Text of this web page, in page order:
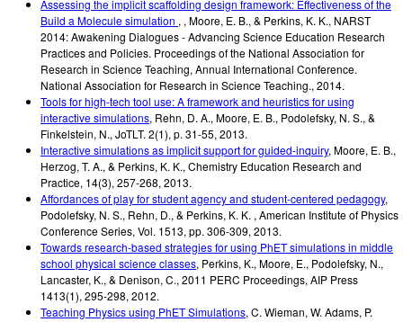
Assessing the implicit scaffolding design framework: Effectiveness of the
Build a Molecule simulation , , Moore, E. B., & Perkins, K. K., NARST
2014: Awakening Dialogues - Advancing Science Education Research
Practices and Policies. Proceedings of the National Association for
Research in Science Teaching, Annual International Conference.
National Association for Research in Science Teaching., 2014.
Tools for high-tech tool use: A framework and heuristics for using
interactive simulations, Rehn, D. A., Moore, E. B., Podolefsky, N. S., &
Finkelstein, N., JoTLT. 2(1), p. 31-55, 2013.
Interactive simulations as implicit support for guided-inquiry, Moore, E. B.,
Herzog, T. A., & Perkins, K. K., Chemistry Education Research and
Practice, 14(3), 257-268, 2013.
Affordances of play for student agency and student-centered pedagogy,
Podolefsky, N. S., Rehn, D., & Perkins, K. K. , American Institute of Physics
Conference Series, Vol. 1513, pp. 306-309, 2013.
Towards research-based strategies for using PhET simulations in middle
school physical science classes, Perkins, K., Moore, E., Podolefsky, N.,
Lancaster, K., & Denison, C., 2011 PERC Proceedings, AIP Press
1413(1), 295-298, 2012.
Teaching Physics using PhET Simulations, C. Wieman, W. Adams, P.